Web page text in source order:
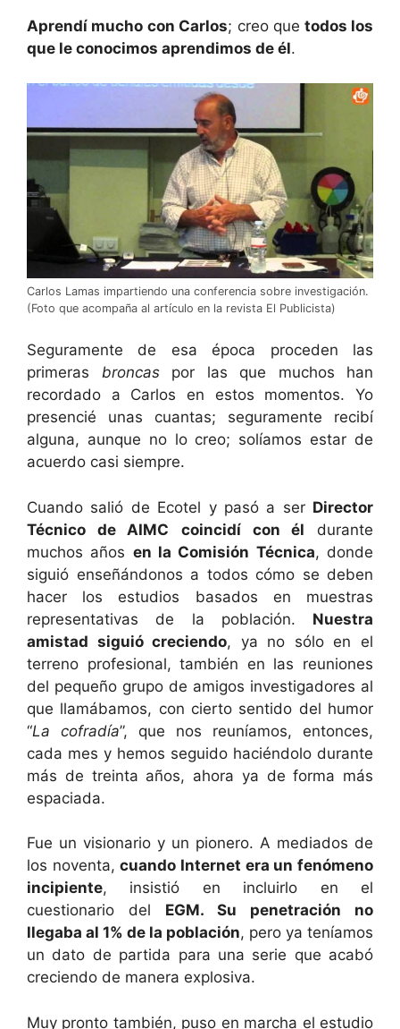
Aprendí mucho con Carlos; creo que todos los
que le conocimos aprendimos de él.
Carlos Lamas impartiendo una conferencia sobre investigación.
(Foto que acompaña al artículo en la revista El Publicista)
Seguramente de esa época proceden las
primeras broncaspor las que muchos han
recordado a Carlos en estos momentos. Yo
presencié unas cuantas; seguramente recibí
alguna, aunque no lo creo; solíamos estar de
acuerdo casi siempre.
Cuando salió de Ecotel y pasó a ser Director
Técnico de AIMC
coincidí con él durante
muchos años en la Comisión Técnica, donde
siguió enseñándonos a todos cómo se deben
hacer los estudios basados en muestras
representativas de la población. Nuestra
amistad siguió creciendo, ya no sólo en el
terreno profesional, también en las reuniones
del pequeño grupo de amigos investigadores al
que llamábamos, con cierto sentido del humor
“La cofradía”, que nos reuníamos, entonces,
cada mes y hemos seguido haciéndolo durante
más de treinta años, ahora ya de forma más
espaciada.
Fue un visionario y un pionero. A mediados de
los noventa,cuando Internet era un fenómeno
incipiente, insistió en incluirlo en el
cuestionario del EGM. Su penetración no
llegaba al 1% de la población, pero ya teníamos
un dato de partida para una serie que acabó
creciendo de manera explosiva.
Muy pronto también, puso en marcha el estudio